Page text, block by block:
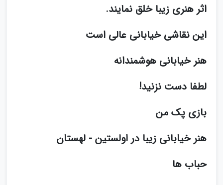
اثر هنری زیبا خلق نمایند.
این نقاشی خیابانی عالی است
هنر خیابانی هوشمندانه
لطفا دست نزنید!
بازی پک من
هنر خیابانی زیبا در اولستین - لهستان
حباب ها